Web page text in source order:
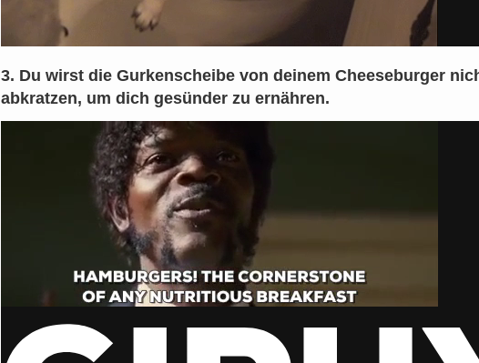
3. Du wirst die Gurkenscheibe von deinem Cheeseburger
abkratzen, um dich gesünder zu ernähren.